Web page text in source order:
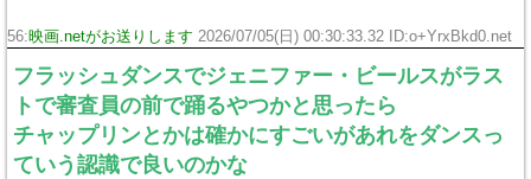
56:映画.netがお送りします 2026/07/05(日) 00:30:33.32 ID:o+YrxBkd0.net
フラッシュダンスでジェニファー・ビールスがラス
トで審査員の前で踊るやつかと思ったら
チャップリンとかは確かにすごいがあれをダンスっ
ていう認識で良いのかな